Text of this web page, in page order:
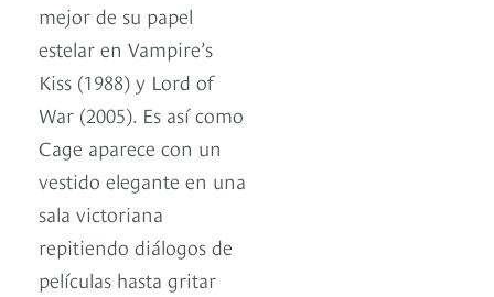
mejor de su papel
estelar en Vampire’s
Kiss (1988) y Lord of
War (2005). Es así como
Cage aparece con un
vestido elegante en una
sala victoriana
repitiendo diálogos de
películas hasta gritar